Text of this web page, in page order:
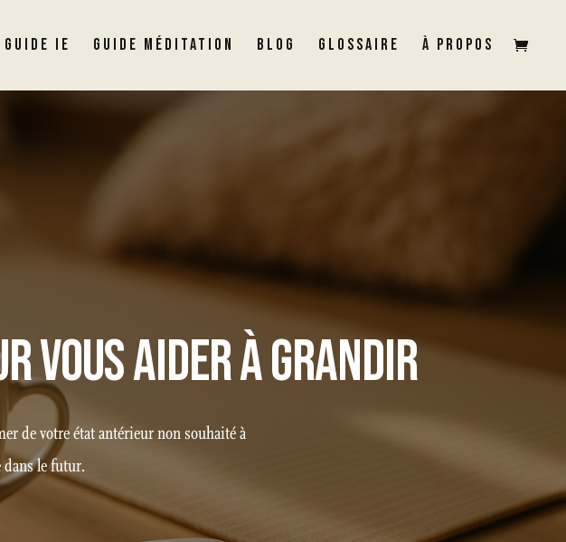
GUIDE IE GUIDE MÉDITATION BLOG GLOSSAIRE À PROPOS
VOUS AIDER À GRANDIR
de votre état antérieur non souhaité à
dans le futur.